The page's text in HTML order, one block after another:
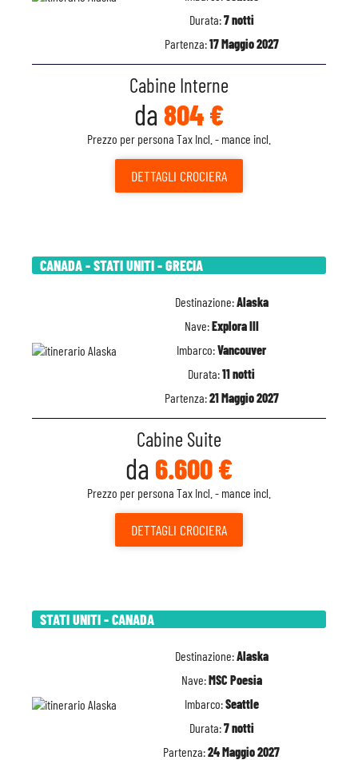
Durata:7 notti
Partenza:17 Maggio 2027
Cabine Interne
da 804 €
Prezzo per persona Tax Incl. - mance incl.
DETTAGLI CROCIERA
CANADA - STATI UNITI - GRECIA
Destinazione:Alaska
Nave:Explora III
Imbarco:Vancouver
Durata:11 notti
Partenza:21 Maggio 2027
Cabine Suite
da 6.600 €
Prezzo per persona Tax Incl. - mance incl.
DETTAGLI CROCIERA
STATI UNITI - CANADA
Destinazione:Alaska
Nave:MSC Poesia
Imbarco:Seattle
Durata:7 notti
Partenza:24 Maggio 2027